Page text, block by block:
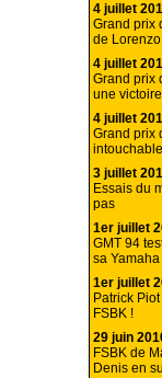
4 juillet
Grand prix
de
4 juillet
Grand prix
une
4 juillet
Grand prix
intouchable
3 juillet
Essais du
pas
1er juillet
GMT 94
sa Yamaha
1er juillet
Patrick
FSBK !
29 juin
FSBK de
Denis en